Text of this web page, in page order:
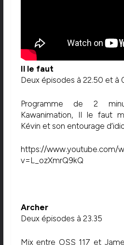
Il le faut
Deux épisodes à 22.50 et à
Programme de 2
Kawanimation, Il le faut
Kévin et son entourage
https://www.youtube.com/
v=L_ozXmrQ9kQ
Archer
Deux épisodes à 23.35
Mix entre OSS 117 et